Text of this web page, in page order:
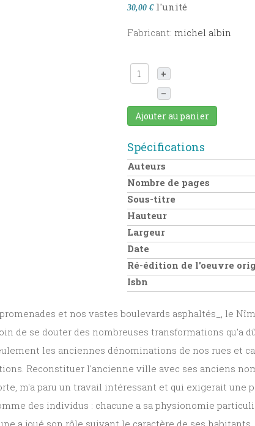
30,00 € l'unité
Fabricant: michel albin
+
–
Ajouter au panier
Spécifications
Auteurs
Nombre de pages
Sous-titre
Hauteur
Largeur
Date
Ré-édition de l'oeuvre
Isbn
et nos vastes boulevards asphaltés_, le
de se douter des nombreuses transformations qu'a
les anciennes dénominations de nos rues et
Reconstituer l'ancienne ville avec ses anciens
m'a paru un travail intéressant et qui exigerait une
des individus : chacune a sa physionomie